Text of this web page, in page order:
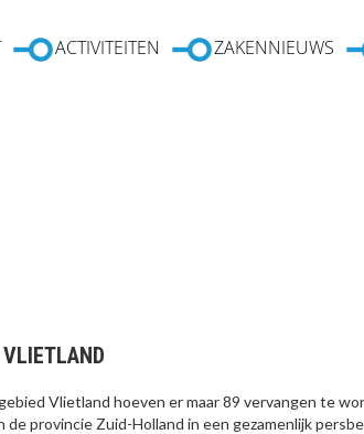
ACTIVITEITEN ZAKENNIEUWS
Vlietland hoeven er maar 89 vervangen te
provincie Zuid-Holland in een gezamenlijk